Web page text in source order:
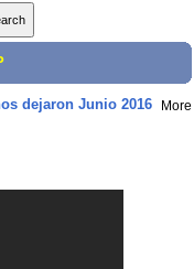
dejaron Junio 2016 More